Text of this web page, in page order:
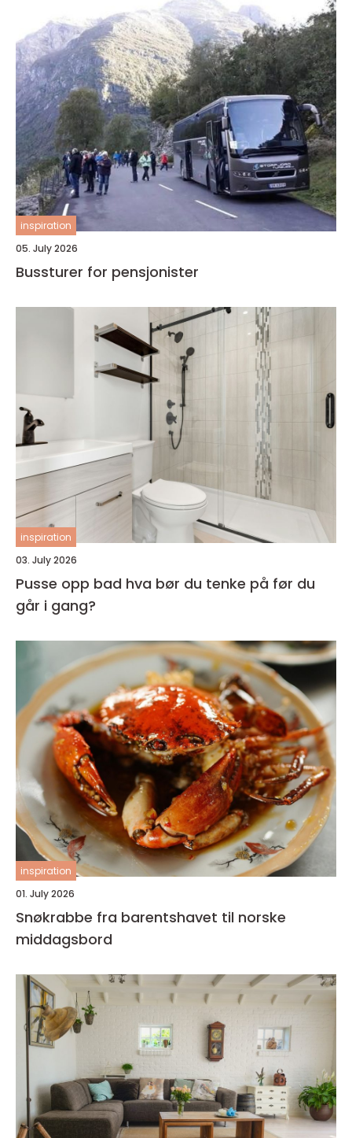
inspiration
05. July 2026
Bussturer for pensjonister
inspiration
03. July 2026
Pusse opp bad hva bør du tenke på før du
går i gang?
inspiration
01. July 2026
Snøkrabbe fra barentshavet til norske
middagsbord